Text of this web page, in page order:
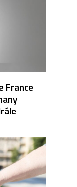
France